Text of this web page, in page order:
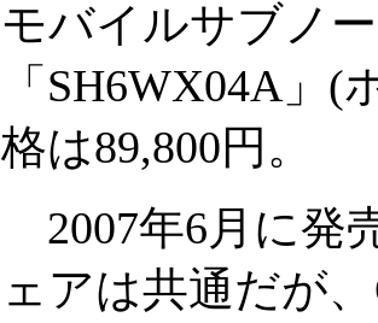
モバイルサブノ
「SH6WX04A」
格は89,800円。
2007年6月に発
ェアは共通だが